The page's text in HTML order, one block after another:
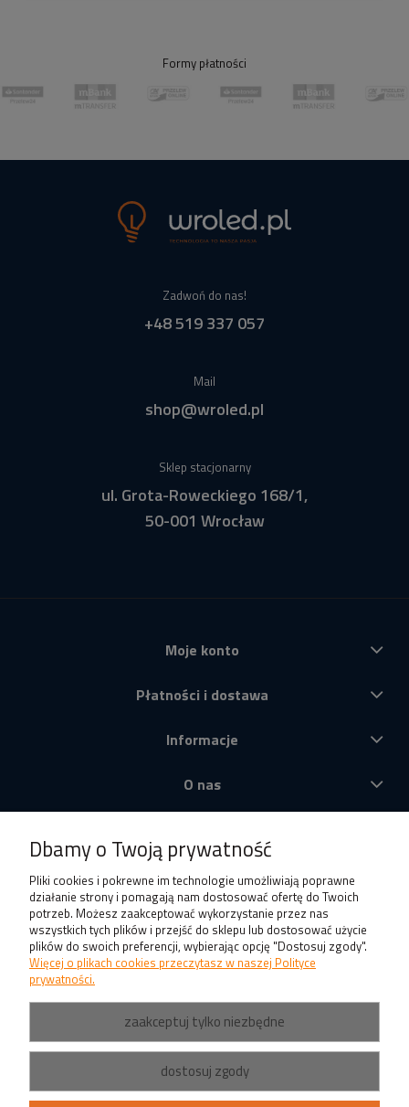
Formy płatności
Zadwoń do nas!
+48 519 337 057
Mail
shop@wroled.pl
Sklep stacjonarny
ul. Grota-Roweckiego 168/1,
50-001 Wrocław
Moje konto
Płatności i dostawa
Informacje
O nas
Dbamy o Twoją prywatność
Pliki cookies i pokrewne im technologie umożliwiają poprawne
działanie strony i pomagają nam dostosować ofertę do Twoich
potrzeb. Możesz zaakceptować wykorzystanie przez nas
wszystkich tych plików i przejść do sklepu lub dostosować użycie
plików do swoich preferencji, wybierając opcję "Dostosuj zgody".
Więcej o plikach cookies przeczytasz w naszej Polityce
prywatności.
zaakceptuj tylko niezbędne
dostosuj zgody